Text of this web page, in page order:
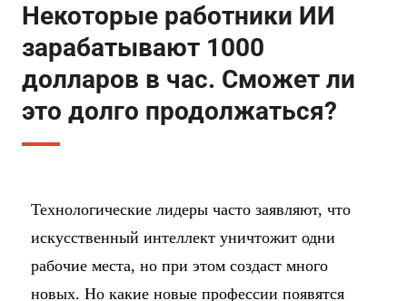
Некоторые работники ИИ
зарабатывают 1000
долларов в час. Сможет ли
это долго продолжаться?
Технологические лидеры часто заявляют, что
искусственный интеллект уничтожит одни
рабочие места, но при этом создаст много
новых. Но какие новые профессии появятся